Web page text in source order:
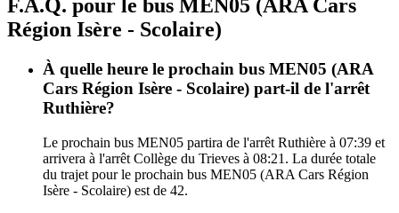
F.A.Q. pour le bus MEN05 (ARA Cars
Région Isère - Scolaire)
À quelle heure le prochain bus MEN05 (ARA
Cars Région Isère - Scolaire) part-il de l'arrêt
Ruthière?
Le prochain bus MEN05 partira de l'arrêt Ruthière à 07:39 et
arrivera à l'arrêt Collège du Trieves à 08:21. La durée totale
du trajet pour le prochain bus MEN05 (ARA Cars Région
Isère - Scolaire) est de 42.